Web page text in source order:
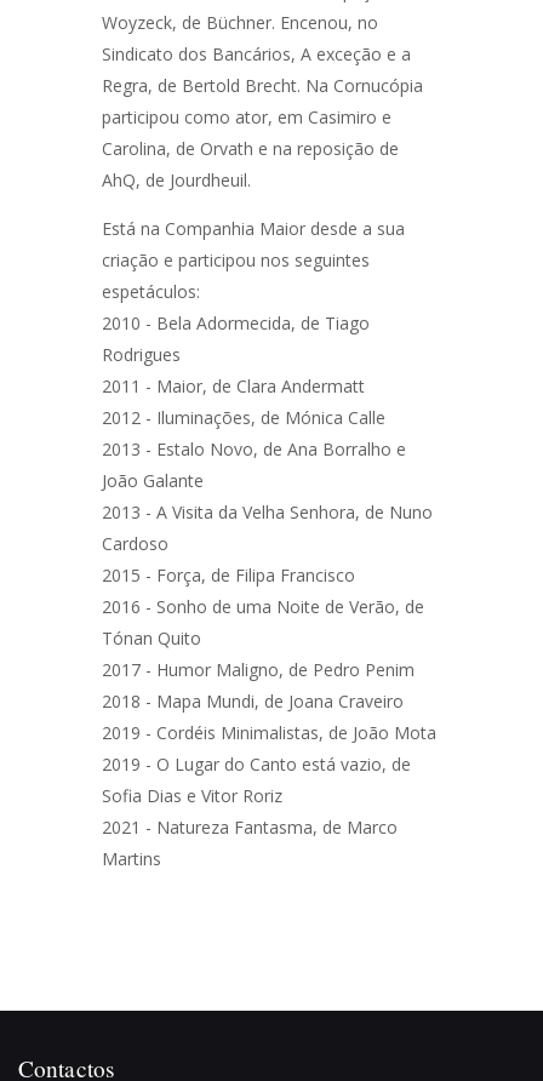
Woyzeck, de Büchner. Encenou, no
Sindicato dos Bancários, A exceção e a
Regra, de Bertold Brecht. Na Cornucópia
participou como ator, em Casimiro e
Carolina, de Orvath e na reposição de
AhQ, de Jourdheuil.
Está na Companhia Maior desde a sua
criação e participou nos seguintes
espetáculos:
2010 - Bela Adormecida, de Tiago
Rodrigues
2011 - Maior, de Clara Andermatt
2012 - Iluminações, de Mónica Calle
2013 - Estalo Novo, de Ana Borralho e
João Galante
2013 - A Visita da Velha Senhora, de Nuno
Cardoso
2015 - Força, de Filipa Francisco
2016 - Sonho de uma Noite de Verão, de
Tónan Quito
2017 - Humor Maligno, de Pedro Penim
2018 - Mapa Mundi, de Joana Craveiro
2019 - Cordéis Minimalistas, de João Mota
2019 - O Lugar do Canto está vazio, de
Sofia Dias e Vitor Roriz
2021 - Natureza Fantasma, de Marco
Martins
Contactos